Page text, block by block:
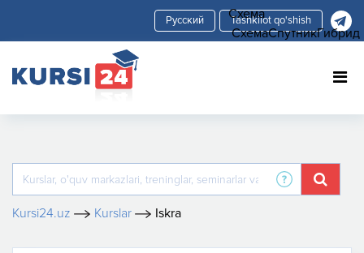
Tashkilot qo'shish
Kursi24.uz Kurslar Iskra
Схема
СхемаСпутникГибрид